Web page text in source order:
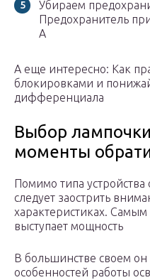
Убираем
Предохранитель
А
А еще интересно: Как
блокировками и
дифференциала
Выбор
моменты
Помимо типа устройства
следует заострить
характеристиках.
выступает мощность
В большинстве своем
особенностей работы